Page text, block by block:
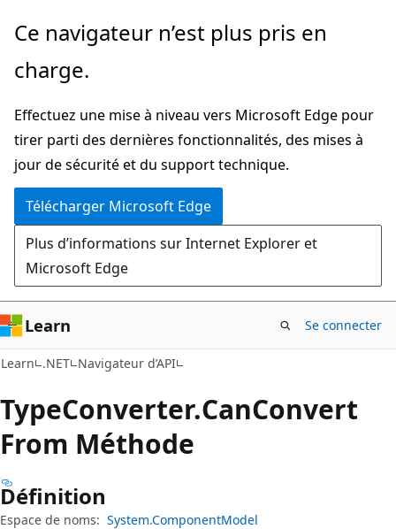
Passer
directement
au
principal
Passer
la
dans
la
page
Ce navigateur n’est plus pris en
charge.
Effectuez une mise à niveau vers Microsoft Edge pour
tirer parti des dernières fonctionnalités, des mises à
jour de sécurité et du support technique.
Télécharger Microsoft Edge
Plus d’informations sur Internet Explorer et
Microsoft Edge
Learn Se connecter
Learn .NET Navigateur d’API
TypeConverter.CanConvert
From Méthode
Définition
Espace de noms: System.ComponentModel